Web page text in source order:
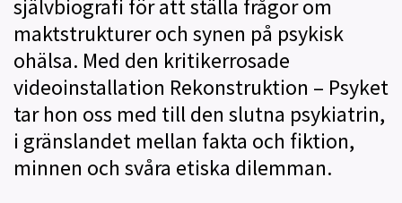
självbiografi för att ställa frågor om
maktstrukturer och synen på psykisk
ohälsa. Med den kritikerrosade
videoinstallation Rekonstruktion – Psyket
tar hon oss med till den slutna psykiatrin,
i gränslandet mellan fakta och fiktion,
minnen och svåra etiska dilemman.